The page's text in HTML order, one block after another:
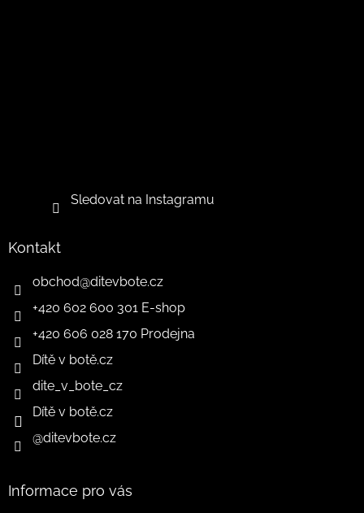
Sledovat na Instagramu
Kontakt
obchod@ditevbote.cz
+420 602 600 301 E-shop
+420 606 028 170 Prodejna
Dítě v botě.cz
dite_v_bote_cz
Dítě v botě.cz
@ditevbote.cz
Informace pro vás